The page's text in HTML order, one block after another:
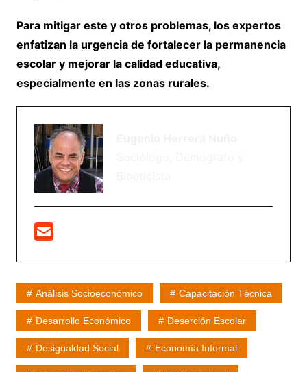
Para mitigar este y otros problemas, los expertos
enfatizan la urgencia de fortalecer la permanencia
escolar y mejorar la calidad educativa,
especialmente en las zonas rurales.
Análisis Socioeconómico Capacitación Técnica
Desarrollo Económico Deserción Escolar
Desigualdad Social Economía Informal